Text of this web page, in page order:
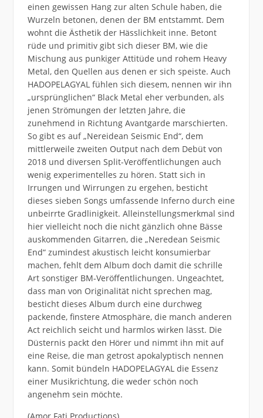
einen gewissen Hang zur alten Schule haben, die
Wurzeln betonen, denen der BM entstammt. Dem
wohnt die Ästhetik der Hässlichkeit inne. Betont
rüde und primitiv gibt sich dieser BM, wie die
Mischung aus punkiger Attitüde und rohem Heavy
Metal, den Quellen aus denen er sich speiste. Auch
HADOPELAGYAL fühlen sich diesem, nennen wir ihn
„ursprünglichen“ Black Metal eher verbunden, als
jenen Strömungen der letzten Jahre, die
zunehmend in Richtung Avantgarde marschierten.
So gibt es auf „Nereidean Seismic End“, dem
mittlerweile zweiten Output nach dem Debüt von
2018 und diversen Split-Veröffentlichungen auch
wenig experimentelles zu hören. Statt sich in
Irrungen und Wirrungen zu ergehen, besticht
dieses sieben Songs umfassende Inferno durch eine
unbeirrte Gradlinigkeit. Alleinstellungsmerkmal sind
hier vielleicht noch die nicht gänzlich ohne Bässe
auskommenden Gitarren, die „Neredean Seismic
End“ zumindest akustisch leicht konsumierbar
machen, fehlt dem Album doch damit die schrille
Art sonstiger BM-Veröffentlichungen. Ungeachtet,
dass man von Originalität nicht sprechen mag,
besticht dieses Album durch eine durchweg
packende, finstere Atmosphäre, die manch anderen
Act reichlich seicht und harmlos wirken lässt. Die
Düsternis packt den Hörer und nimmt ihn mit auf
eine Reise, die man getrost apokalyptisch nennen
kann. Somit bündeln HADOPELAGYAL die Essenz
einer Musikrichtung, die weder schön noch
angenehm sein möchte.
(Amor Fati Productions)